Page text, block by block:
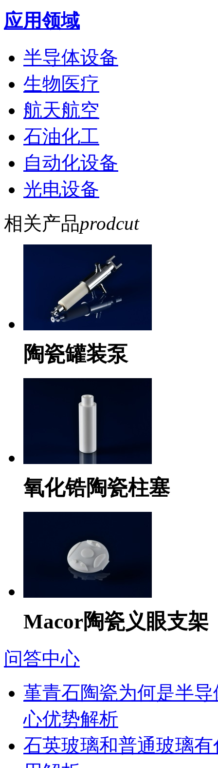
应用领域
半导体设备
生物医疗
航天航空
石油化工
自动化设备
光电设备
相关产品prodcut
陶瓷罐装泵
氧化锆陶瓷柱塞
Macor陶瓷义眼支架
问答中心
堇青石陶瓷为何是半
心优势解析
石英玻璃和普通玻璃